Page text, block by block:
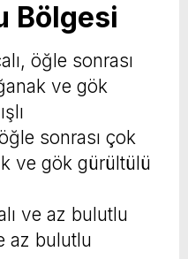
Bölgesi
öğle sonrası
ve gök
sonrası çok
ve gök gürültülü
ve az bulutlu
az bulutlu